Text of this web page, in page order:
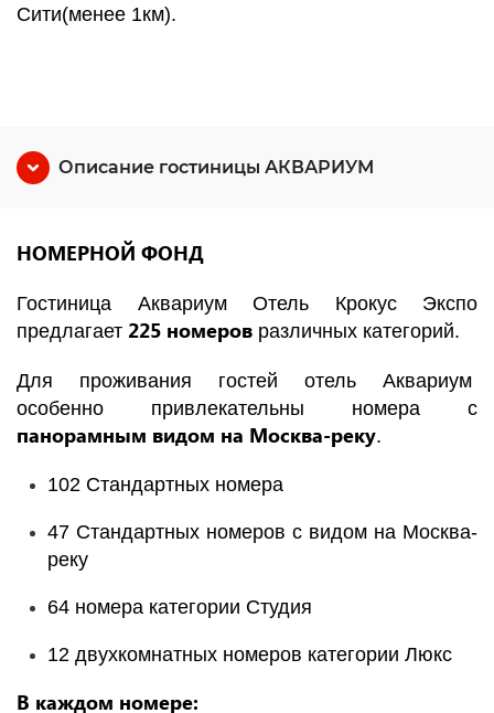
Сити(менее 1км).
Описание гостиницы АКВАРИУМ
НОМЕРНОЙ ФОНД
Гостиница Аквариум Отель Крокус Экспо
предлагает 225 номеров различных категорий.
Для проживания гостей отель Аквариум
особенно привлекательны номера с
панорамным видом на Москва-реку.
102 Стандартных номера
47 Стандартных номеров с видом на Москва-
реку
64 номера категории Студия
12 двухкомнатных номеров категории Люкс
В каждом номере: